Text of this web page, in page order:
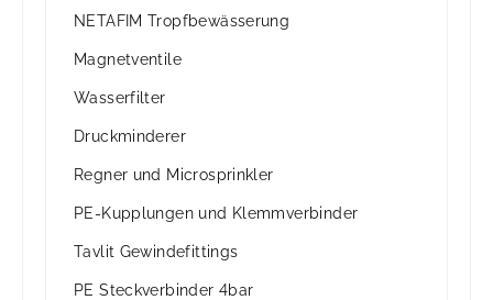
NETAFIM Tropfbewässerung
Magnetventile
Wasserfilter
Druckminderer
Regner und Microsprinkler
PE-Kupplungen und Klemmverbinder
Tavlit Gewindefittings
PE Steckverbinder 4bar